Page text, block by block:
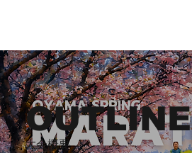
OUTLINE
​大会概要